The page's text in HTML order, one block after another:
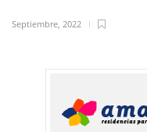
Septiembre, 2022